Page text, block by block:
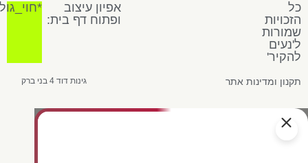
כל
הזכויות
שמורות
ל'נעים
להקיר'
אפיון עיצוב
ופתוח דף בית:
תקנון ומדינות אתר גינות דוד 4 בני ברק